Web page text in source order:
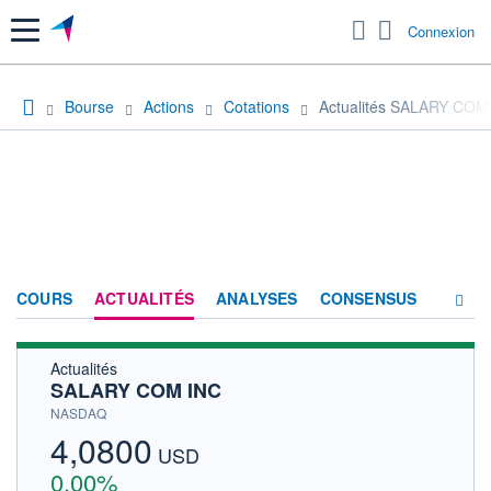
Menu Connexion
Bourse Actions Cotations Actualités SALARY
COURS ACTUALITÉS ANALYSES CONSENSUS
Actualités
SALARY COM INC
NASDAQ
4,0800 USD
0,00%